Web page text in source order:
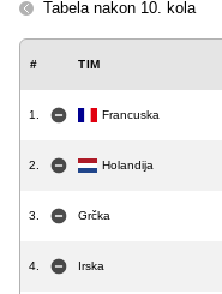
Tabela nakon 10. kola
# TIM
1. Francuska
2. Holandija
3. Grčka
4. Irska